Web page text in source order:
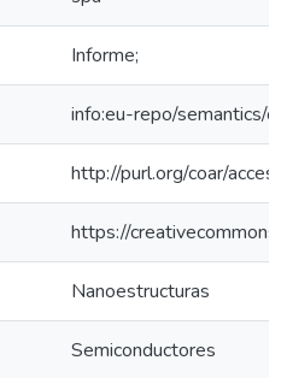
Informe;
info:eu-repo/semantics/
http://purl.org/coar/
https://
Nanoestructuras
Semiconductores